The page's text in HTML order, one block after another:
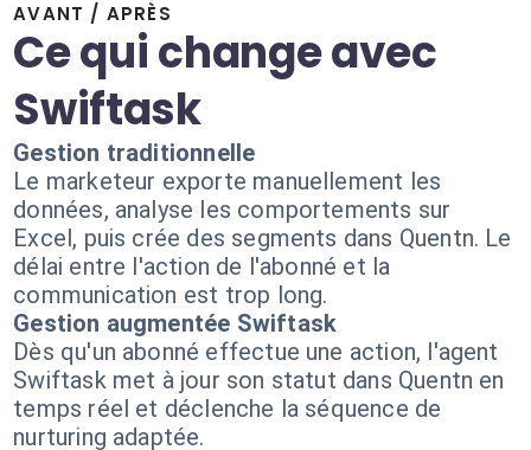
AVANT / APRÈS
Ce qui change avec
Swiftask
Gestion traditionnelle
Le marketeur exporte manuellement les
données, analyse les comportements sur
Excel, puis crée des segments dans Quentn. Le
délai entre l'action de l'abonné et la
communication est trop long.
Gestion augmentée Swiftask
Dès qu'un abonné effectue une action, l'agent
Swiftask met à jour son statut dans Quentn en
temps réel et déclenche la séquence de
nurturing adaptée.